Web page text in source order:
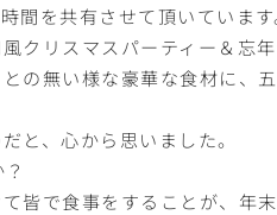
間を共有させて頂いています
クリスマスパーティー＆忘
の無い様な豪華な食材に、
と、心から思いました。
皆で食事をすることが、年